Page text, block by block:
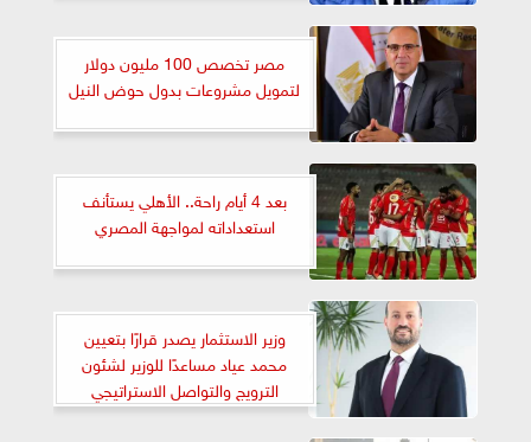
مصر تخصص 100 مليون دولار
لتمويل مشروعات بدول حوض النيل
بعد 4 أيام راحة.. الأهلي يستأنف
استعداداته لمواجهة المصري
وزير الاستثمار يصدر قرارًا بتعيين
محمد عياد مساعدًا للوزير لشئون
الترويج والتواصل الاستراتيجي